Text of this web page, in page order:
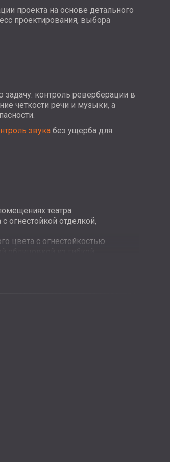
USA | US
SOUTH AFRICA | ZA
проекта на основе детального
проектирования, выбора
задачу: контроль реверберации в
четкости речи и музыки, а
звукабез ущерба для
театра
огнестойкой отделкой,
цвета с огнестойкостью
использованием панелей Echo
систему, отвечающую всем
обшивки и панелей МДФ, что
имела решающее значение,
Wall вместе с инновационным НЧ-
для обработки глубоких
не могут эффективно